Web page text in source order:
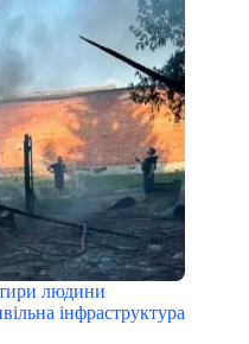
людини
інфраструктура